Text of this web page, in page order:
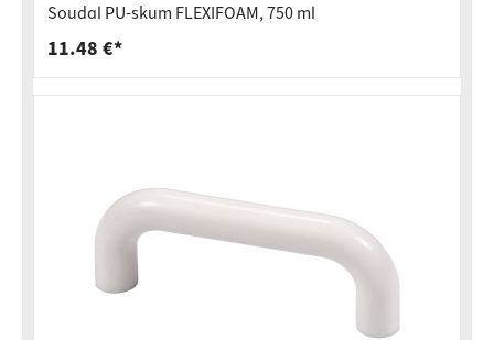
Soudal PU-skum FLEXIFOAM, 750 ml
11.48 €*